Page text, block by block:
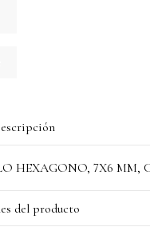
HEXAGONO, 7X6 MM,
del producto